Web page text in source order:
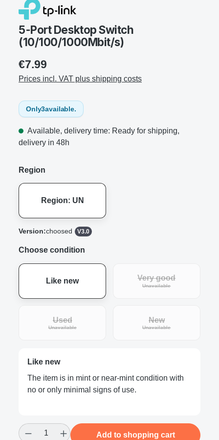
5-Port Desktop Switch
(10/100/1000Mbit/s)
€7.99
Prices incl. VAT plus shipping costs
Only3available.
Available, delivery time: Ready for shipping,
delivery in 48h
Region
Region: UN
Version:choosed V3.0
Choose condition
Like new Very good
Unavailable(This option is
Used
Unavailable(This option is currently unavailable.)
New
Unavailable(This option is
Like new
The item is in mint or near-mint condition with
no or only minimal signs of use.
Product Quantity: Enter the desired
Add to shopping cart